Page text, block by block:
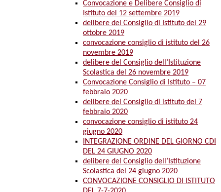
Convocazione e Delibere Consiglio di
Istituto del 12 settembre 2019
delibere del Consiglio di Istituto del 29
ottobre 2019
convocazione consiglio di istituto del 26
novembre 2019
delibere del Consiglio dell’Istituzione
Scolastica del 26 novembre 2019
Convocazione Consiglio di Istituto – 07
febbraio 2020
delibere del Consiglio di istituto del 7
febbraio 2020
convocazione consiglio di istituto 24
giugno 2020
INTEGRAZIONE ORDINE DEL GIORNO CDI
DEL 24 GIUGNO 2020
delibere del Consiglio dell’Istituzione
Scolastica del 24 giugno 2020
CONVOCAZIONE CONSIGLIO DI ISTITUTO